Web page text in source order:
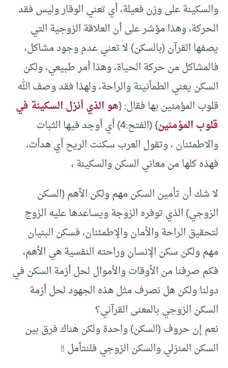
والسكينة على وزن فعيلة، أي تعني الوقار وليس فقد
الحركة، وهذا مؤشر على أن العلاقة الزوجية التي
يصفها القرآن (بالسكن) لا تعني عدم وجود مشاكل،
فالمشاكل من حركة الحياة، وهذا أمر طبيعي، ولكن
السكن يعني الطمأنينة والراحة، ولهذا فقد وصف الله
قلوب المؤمنين بها فقال: {هو الذي أنزل السكينة في
قلوب المؤمنين
} (الفتح:4) أي أوجد فيها الثبات
والاطمئنان ، وتقول العرب سكنت الريح أي هدأت،
فهذه كلها من معاني السكن والسكينة ،
لا شك أن تأمين السكن مهم ولكن الأهم (السكن
الزوجي) الذي توفره الزوجة ويساعدها عليه الزوج
لتحقيق الراحة والأمان والإطمئنان، فسكن البنيان
مهم ولكن سكن الإنسان وراحته النفسية هي الأهم،
فكم صرفنا من الأوقات والأموال لحل أزمة السكن في
دولنا ولكن هل نصرف مثل هذه الجهود لحل أزمة
السكن الزوجي بالمعنى القرآني؟
نعم إن حروف (السكن) واحدة ولكن هناك فرق بين
السكن المنزلي والسكن الزوجي فلنتأمل !!